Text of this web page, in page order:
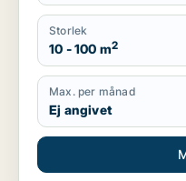
Storlek
10 - 100 m2
Max. per månad
Ej angivet